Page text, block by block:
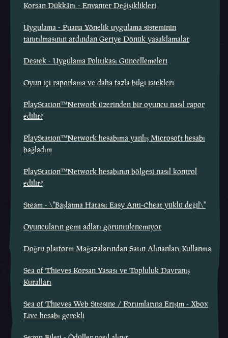
Korsan Dükkânı - Envanter Değişiklikleri
Uygulama - Puana Yönelik uygulama sisteminin
tanıtılmasının ardından Geriye Dönük yasaklamalar
Destek - Uygulama Politikası Güncellemeleri
Oyun içi raporlama ve daha fazla bilgi istekleri
PlayStation™Network üzerinden bir oyuncu nasıl rapor
edilir?
PlayStation™Network hesabıma yanlış Microsoft hesabı
bağladım
PlayStation™Network hesabının bölgesi nasıl kontrol
edilir?
Steam - \"Başlatma Hatası: Easy Anti-Cheat yüklü değil\"
Oyuncuların gemi adları görüntülenemiyor
Doğru platform Mağazalarından Satın Alınanları Kullanma
Sea of Thieves Korsan Yasası ve Topluluk Davranış
Kuralları
Sea of Thieves Web Sitesine / Forumlarına Erişim - Xbox
Live hesabı gerekli